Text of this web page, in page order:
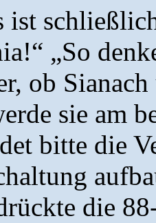
ist
„So
ob
sie am
bitte die
die